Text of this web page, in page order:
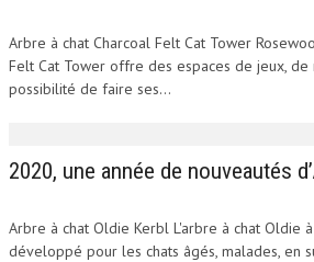
Arbre à chat Charcoal Felt Cat Tower
Felt Cat Tower offre des espaces de jeux, de
possibilité de faire ses...
2020, une année de nouveautés
Arbre à chat Oldie Kerbl L'arbre à chat Oldie
développé pour les chats âgés, malades, en